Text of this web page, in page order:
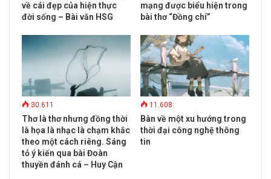
về cái đẹp của hiện thực
đời sống – Bài văn HSG
mạng được biểu hiện trong
bài thơ “Đồng chí”
30.611
Thơ là thơ nhưng đồng thời
là họa là nhạc là chạm khắc
theo một cách riêng. Sáng
tỏ ý kiến qua bài Đoàn
thuyền đánh cá – Huy Cận
11.608
Bàn về một xu hướng trong
thời đại công nghệ thông
tin